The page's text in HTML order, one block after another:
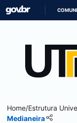
Home/Estrutura
Medianeira